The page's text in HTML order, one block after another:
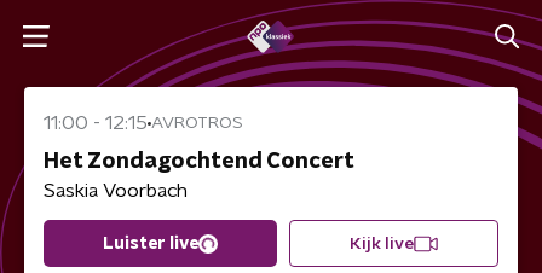
11:00 - 12:15 AVROTROS
Het Zondagochtend Concert
Saskia Voorbach
Luister live Kijk live